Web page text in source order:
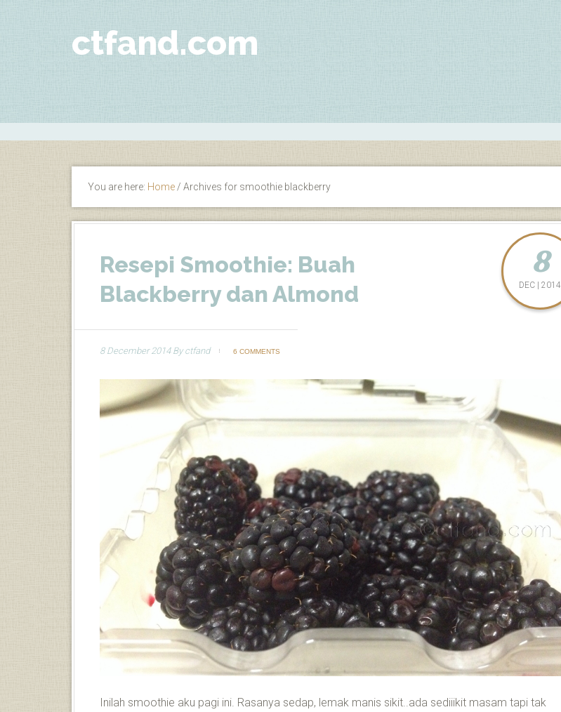
ctfand.com
You are here: Home / Archives for smoothie blackberry
Resepi Smoothie: Buah
Blackberry dan Almond
8
DEC | 2014
8 December 2014Byctfand 6 COMMENTS
Inilah smoothie aku pagi ini. Rasanya sedap, lemak manis sikit..ada sediiikit masam tapi tak